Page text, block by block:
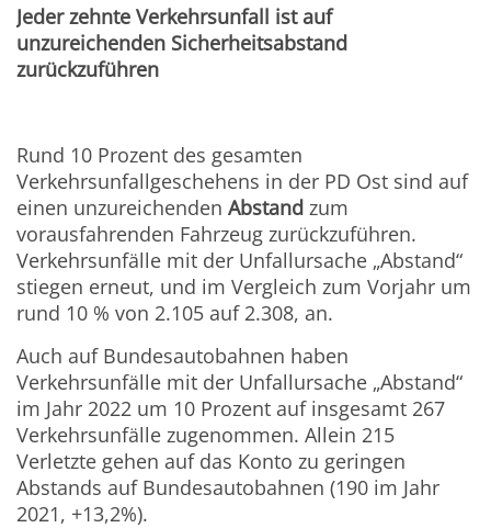
Jeder zehnte Verkehrsunfall ist auf
unzureichenden Sicherheitsabstand
zurückzuführen
Rund 10 Prozent des gesamten
Verkehrsunfallgeschehens in der PD Ost sind auf
einen unzureichendenAbstand zum
vorausfahrenden Fahrzeug zurückzuführen.
Verkehrsunfälle mit der Unfallursache „Abstand“
stiegen erneut, und im Vergleich zum Vorjahr um
rund 10 % von 2.105 auf 2.308, an.
Auch auf Bundesautobahnen haben
Verkehrsunfälle mit der Unfallursache „Abstand“
im Jahr 2022 um 10 Prozent auf insgesamt 267
Verkehrsunfälle zugenommen. Allein 215
Verletzte gehen auf das Konto zu geringen
Abstands auf Bundesautobahnen (190 im Jahr
2021, +13,2%).